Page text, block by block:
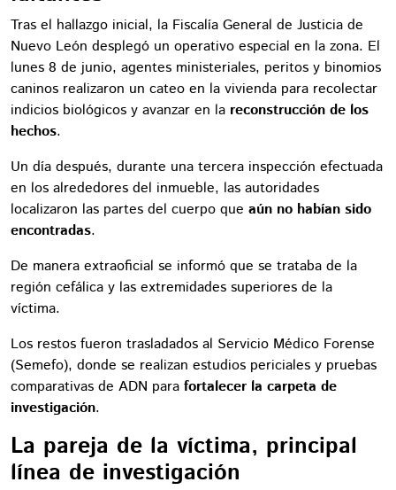
Tras el hallazgo inicial, la Fiscalía General de Justicia de
Nuevo León desplegó un operativo especial en la zona. El
lunes 8 de junio, agentes ministeriales, peritos y binomios
caninos realizaron un cateo en la vivienda para recolectar
indicios biológicos y avanzar en la reconstrucción de los
hechos.
Un día después, durante una tercera inspección efectuada
en los alrededores del inmueble, las autoridades
localizaron las partes del cuerpo que aún no habían sido
encontradas.
De manera extraoficial se informó que se trataba de la
región cefálica y las extremidades superiores de la
víctima.
Los restos fueron trasladados al Servicio Médico Forense
(Semefo), donde se realizan estudios periciales y pruebas
comparativas de ADN para fortalecer la carpeta de
investigación.
La pareja de la víctima, principal
línea de investigación